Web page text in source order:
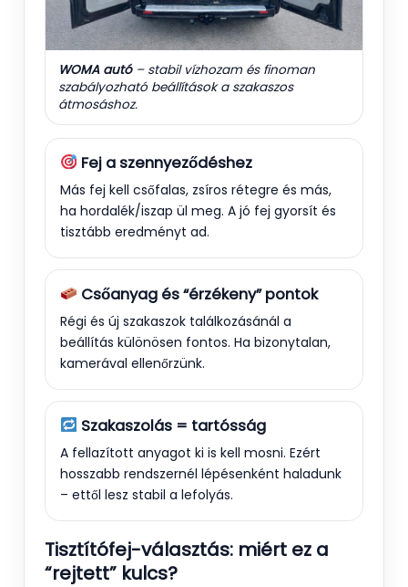
WOMA autó– stabil vízhozam és finoman
szabályozható beállítások a szakaszos
átmosáshoz.
Fej a szennyeződéshez
Más fej kell csőfalas, zsíros rétegre és más,
ha hordalék/iszap ül meg. A jó fej gyorsít és
tisztább eredményt ad.
Csőanyag és “érzékeny” pontok
Régi és új szakaszok találkozásánál a
beállítás különösen fontos. Ha bizonytalan,
kamerával ellenőrzünk.
Szakaszolás = tartósság
A fellazított anyagot ki is kell mosni. Ezért
hosszabb rendszernél lépésenként haladunk
– ettől lesz stabil a lefolyás.
Tisztítófej-választás: miért ez a
“rejtett” kulcs?